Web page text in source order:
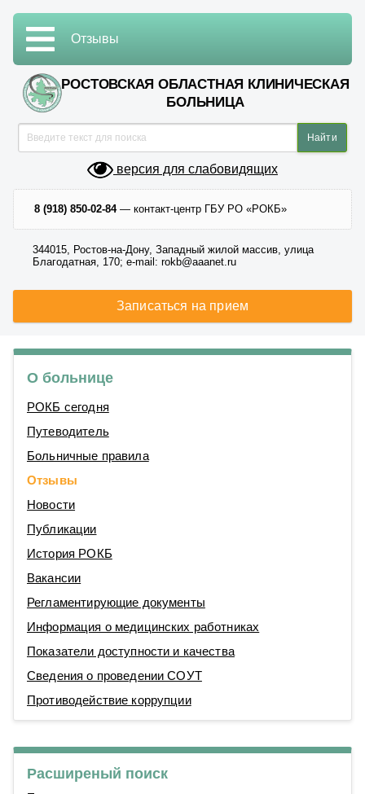
РОСТОВСКАЯ ОБЛАСТНАЯ КЛИНИЧЕСКАЯ
БОЛЬНИЦА
версия для слабовидящих
8 (918) 850-02-84— контакт-центр ГБУ РО «РОКБ»
344015, Ростов-на-Дону, Западный жилой массив, улица
Благодатная, 170; e-mail: rokb@aaanet.ru
Записаться на прием
Отзывы
О больнице
РОКБ сегодня
Путеводитель
Больничные правила
Отзывы
Новости
Публикации
История РОКБ
Вакансии
Регламентирующие документы
Информация о медицинских работниках
Показатели доступности и качества
Сведения о проведении СОУТ
Противодействие коррупции
Расширеный поиск